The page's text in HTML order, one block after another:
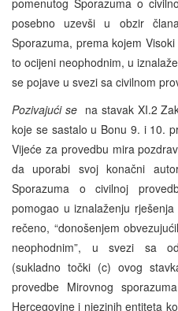
posebno uzevši u obzir
Sporazuma, prema kojem
to ocijeni neophodnim, u
se pojave u svezi sa civilnom
Pozivajući se na stavak XI.2
koje se sastalo u Bonu 9. i 10.
Vijeće za provedbu mira
da uporabi svoj konačni
Sporazuma o civilnoj
pomogao u iznalaženju
rečeno, “donošenjem
neophodnim”, u svezi sa
(sukladno točki (c) ovog
provedbe Mirovnog
Hercegovine i njezinih entiteta